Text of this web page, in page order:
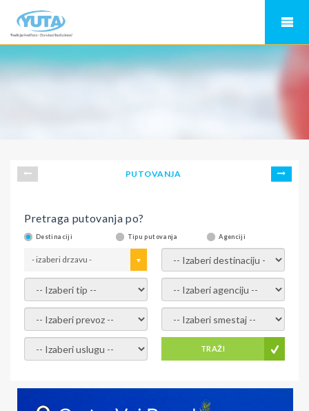
PUTOVANJA
Pretraga putovanja po?
Destinaciji Tipu putovanja Agenciji
- izaberi drzavu - - izaberi destinaciju -
- izaberi tip - - izaberi agenciju -
- izaberi prevoz - - Izaberite smestaj -
- Izaberite uslugu - TRAŽI